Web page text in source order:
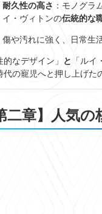
耐久性の高さ ：モノグラ
イ・ヴィトンの伝統的な
傷や汚れに強く、日常生
的なデザイン」 と
「ル
代の寵児へと押し上げた
二章】人気